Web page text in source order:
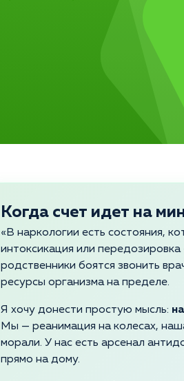
Когда счет идет на
«В наркологии есть состояния,
интоксикация или
родственники боятся звонить
ресурсы организма на пределе.
Я хочу донести простую мысль:
Мы — реанимация на колесах,
морали. У нас есть арсенал
прямо на дому.